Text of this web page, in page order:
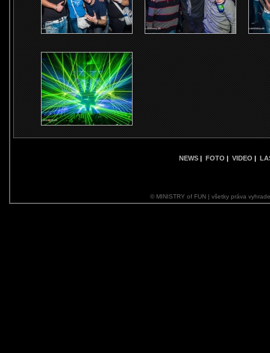
NEWS | FOTO | VIDEO |
© MINISTRY of FUN | všetky práva